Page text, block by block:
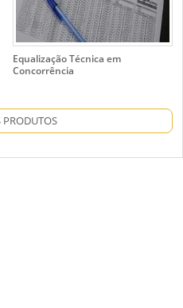
Equalização Técnica em
Concorrência
PRODUTOS